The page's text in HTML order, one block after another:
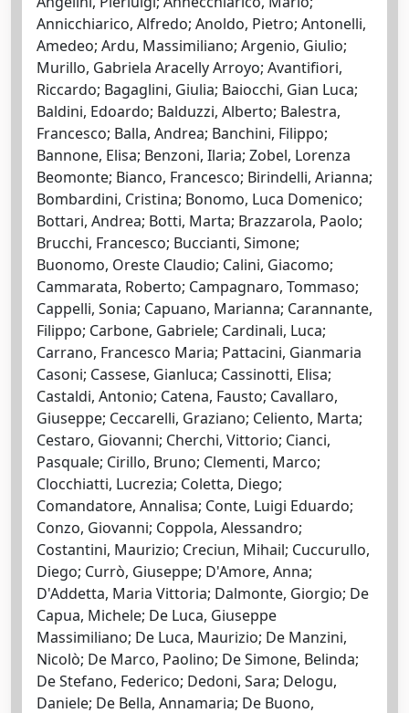
Annicchiarico, Alfredo; Anoldo, Pietro; Antonelli,
Amedeo; Ardu, Massimiliano; Argenio, Giulio;
Murillo, Gabriela Aracelly Arroyo; Avantifiori,
Riccardo; Bagaglini, Giulia; Baiocchi, Gian Luca;
Baldini, Edoardo; Balduzzi, Alberto; Balestra,
Francesco; Balla, Andrea; Banchini, Filippo;
Bannone, Elisa; Benzoni, Ilaria; Zobel, Lorenza
Beomonte; Bianco, Francesco; Birindelli, Arianna;
Bombardini, Cristina; Bonomo, Luca Domenico;
Bottari, Andrea; Botti, Marta; Brazzarola, Paolo;
Brucchi, Francesco; Buccianti, Simone;
Buonomo, Oreste Claudio; Calini, Giacomo;
Cammarata, Roberto; Campagnaro, Tommaso;
Cappelli, Sonia; Capuano, Marianna; Carannante,
Filippo; Carbone, Gabriele; Cardinali, Luca;
Carrano, Francesco Maria; Pattacini, Gianmaria
Casoni; Cassese, Gianluca; Cassinotti, Elisa;
Castaldi, Antonio; Catena, Fausto; Cavallaro,
Giuseppe; Ceccarelli, Graziano; Celiento, Marta;
Cestaro, Giovanni; Cherchi, Vittorio; Cianci,
Pasquale; Cirillo, Bruno; Clementi, Marco;
Clocchiatti, Lucrezia; Coletta, Diego;
Comandatore, Annalisa; Conte, Luigi Eduardo;
Conzo, Giovanni; Coppola, Alessandro;
Costantini, Maurizio; Creciun, Mihail; Cuccurullo,
Diego; Currò, Giuseppe; D'Amore, Anna;
D'Addetta, Maria Vittoria; Dalmonte, Giorgio; De
Capua, Michele; De Luca, Giuseppe
Massimiliano; De Luca, Maurizio; De Manzini,
Nicolò; De Marco, Paolino; De Simone, Belinda;
De Stefano, Federico; Dedoni, Sara; Delogu,
Daniele; De Bella, Annamaria; De Buono,